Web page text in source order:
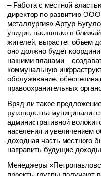
– Работа с местной
директор по развитию
металлургия» Артур
увидит, насколько в
жителей, вырастет объем
оно должно будет
нашими планами –
коммунальную
обслуживание,
правоохранительных
Вряд ли такое
руководства
административной
населения и увеличением
доходная часть местного
направить будущие
Менеджеры
проекты группы получают